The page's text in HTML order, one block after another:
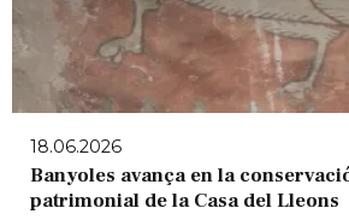
18.06.2026
Banyoles avança en la
patrimonial de la Casa del Lleons